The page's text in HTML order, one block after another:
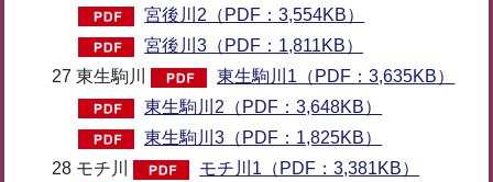
宮後川2（PDF：3,554KB）
宮後川3（PDF：1,811KB）
27 東生駒川
東生駒川1（PDF：3,635KB）
東生駒川2（PDF：3,648KB）
東生駒川3（PDF：1,825KB）
28 モチ川
モチ川1（PDF：3,381KB）